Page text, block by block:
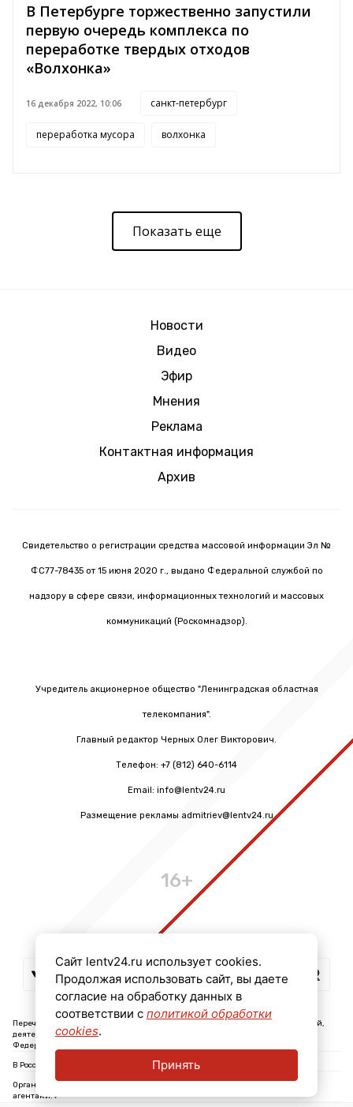
В Петербурге торжественно запустили
первую очередь комплекса по
переработке твердых отходов
«Волхонка»
16 декабря 2022, 10:06 санкт-петербург
переработка мусора волхонка
Показать еще
Новости
Видео
Эфир
Мнения
Реклама
Контактная информация
Архив
Свидетельство о регистрации средства массовой информации Эл №
ФС77-78435 от 15 июня 2020 г., выдано Федеральной службой по
надзору в сфере связи, информационных технологий и массовых
коммуникаций (Роскомнадзор).
Учредитель акционерное общество "Ленинградская областная
телекомпания".
Главный редактор Черных Олег Викторович.
Телефон: +7 (812) 640-6114
Email: info@lentv24.ru
Размещение рекламы admitriev@lentv24.ru
16+
Перечень иностранных и международных неправительственных организаций,
деятельность которых признана нежелательной на территории Российской
Федерации: ↓
В России признаны экстремистскими и запрещены организации: ↓
Организации, СМИ и физические лица, признанные в России иностранными
агентами: ↓
Сайт lentv24.ru использует cookies.
Продолжая использовать сайт, вы даете
согласие на обработку данных в
соответствии с политикой обработки
cookies.
Принять